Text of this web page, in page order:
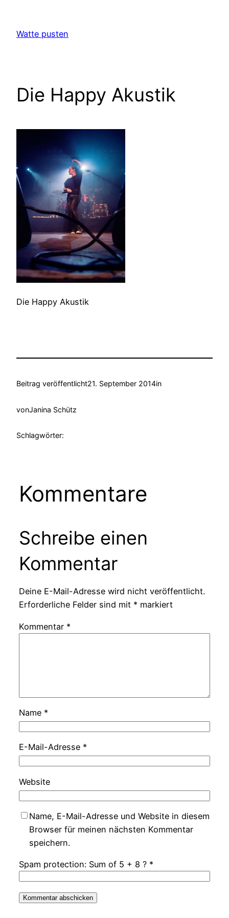
springen
Watte pusten
Die Happy Akustik
Die Happy Akustik
Beitrag veröffentlicht21. September 2014in
vonJanina Schütz
Schlagwörter:
Kommentare
Schreibe einen
Kommentar
Deine E-Mail-Adresse wird nicht veröffentlicht.
Erforderliche Felder sind mit * markiert
Kommentar *
Name *
E-Mail-Adresse *
Website
Name, E-Mail-Adresse und Website in diesem
Browser für meinen nächsten Kommentar
speichern.
Spam protection: Sum of 5 + 8 ? *